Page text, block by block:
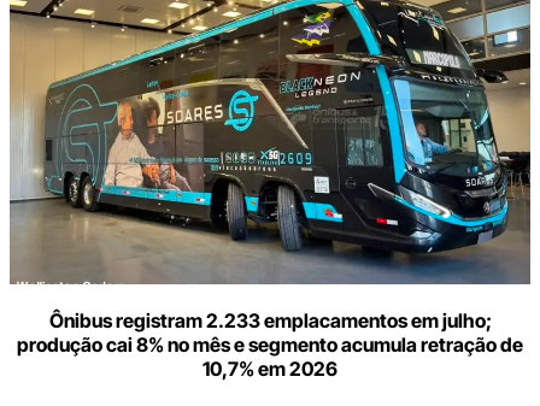
Ônibus registram 2.233 emplacamentos em julho;
produção cai 8% no mês e segmento acumula retração de
10,7% em 2026